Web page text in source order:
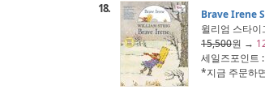
18.
Brave Irene
윌리엄 스타이
15,500원 →
세일즈포인트 :
*지금 주문하